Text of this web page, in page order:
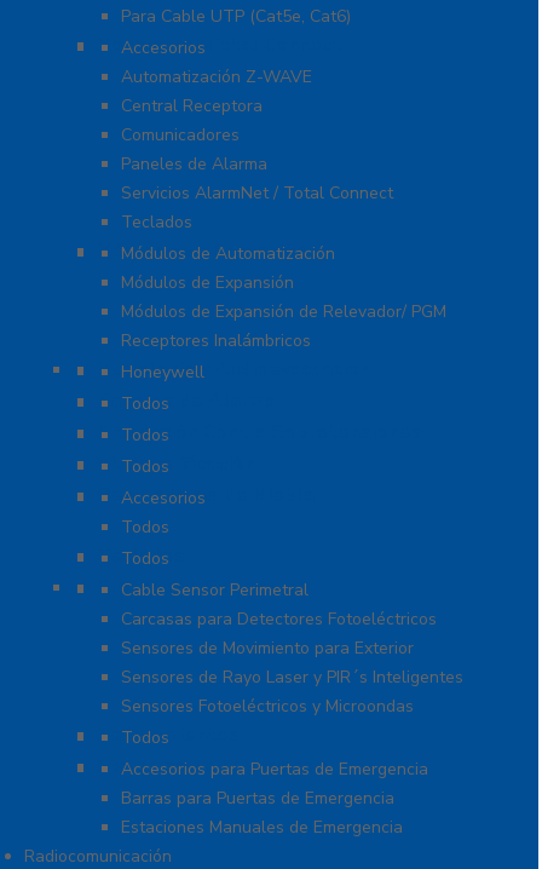
Para Cable UTP (Cat5e, Cat6)
Honeywell Total Connect
Accesorios
Automatización Z-WAVE
Central Receptora
Comunicadores
Paneles de Alarma
Servicios AlarmNet / Total Connect
Teclados
Módulos de Expansión
Módulos de Automatización
Módulos de Expansión
Módulos de Expansión de Relevador/ PGM
Receptores Inalámbricos
Megafonía y Audioevacuación
Honeywell
Paneles de Alarma
Todos
Protección Contra Sobretensiones
Todos
Videoverificación
Todos
Generadores de Niebla
Accesorios
Todos
Teclados
Todos
Protección Perimetral
Cable Sensor Perimetral
Carcasas para Detectores Fotoeléctricos
Sensores de Movimiento para Exterior
Sensores de Rayo Laser y PIR´s Inteligentes
Sensores Fotoeléctricos y Microondas
Señalamientos
Todos
Sistemas de Emergencia
Accesorios para Puertas de Emergencia
Barras para Puertas de Emergencia
Estaciones Manuales de Emergencia
Radiocomunicación